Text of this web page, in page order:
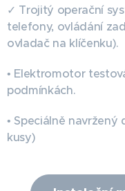
✓ Trojitý operační
telefony, ovládání
ovladač na klíčenku).
• Elektromotor
podmínkách.
• Speciálně
kusy)